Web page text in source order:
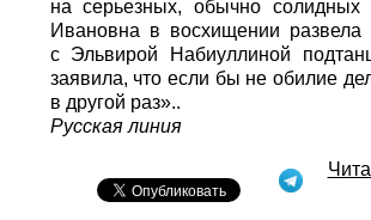
на серьезных, обычно
Ивановна в восхищении
с Эльвирой Набиуллиной
заявила, что если бы не обилие
в другой раз»..
Русская линия